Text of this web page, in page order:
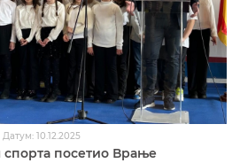
Датум: 10.12.2025
спорта посетио Врање